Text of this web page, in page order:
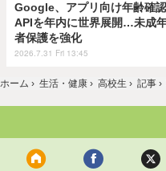
Google、アプリ向け年齢確認
APIを年内に世界展開…未成
者保護を強化
2026.7.31 Fri 13:45
ホーム › 生活・健康 › 高校生 › 記事 ›